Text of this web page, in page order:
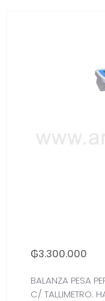
₲3.300.000
BALANZA PESA
C/ TALLIMETRO.